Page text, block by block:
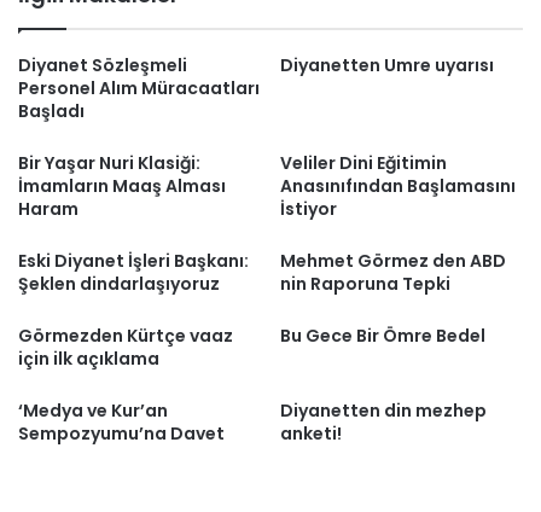
Diyanet Sözleşmeli
Personel Alım Müracaatları
Başladı
Diyanetten Umre uyarısı
Bir Yaşar Nuri Klasiği:
İmamların Maaş Alması
Haram
Veliler Dini Eğitimin
Anasınıfından Başlamasını
İstiyor
Eski Diyanet İşleri Başkanı:
Şeklen dindarlaşıyoruz
Mehmet Görmez den ABD
nin Raporuna Tepki
Görmezden Kürtçe vaaz
için ilk açıklama
Bu Gece Bir Ömre Bedel
‘Medya ve Kur’an
Sempozyumu’na Davet
Diyanetten din mezhep
anketi!